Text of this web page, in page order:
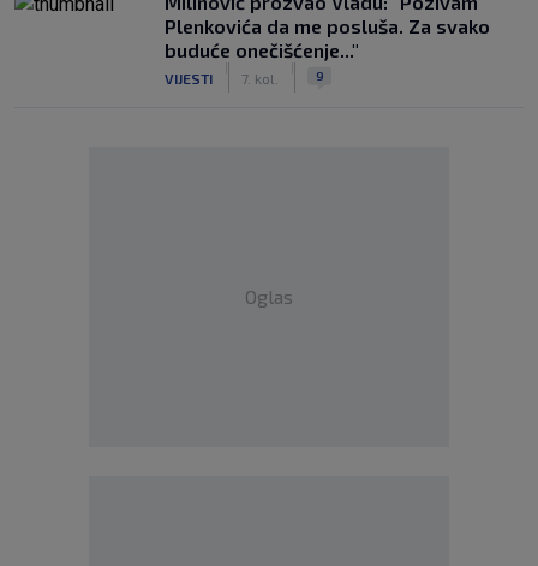
Plenkovića da me posluša. Za svako
buduće onečišćenje..."
VIJESTI 7. kol. 9
Oglas